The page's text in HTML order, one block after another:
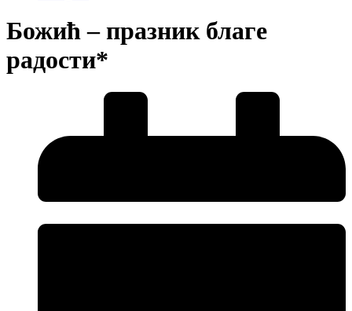
Божић – празник благе
радости*